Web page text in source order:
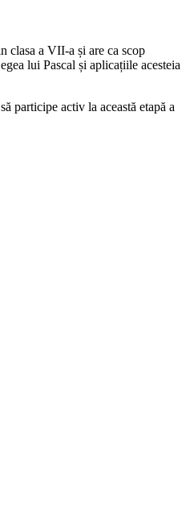
clasa a VII-a și are ca scop
lui Pascal și aplicațiile acesteia
participe activ la această etapă a